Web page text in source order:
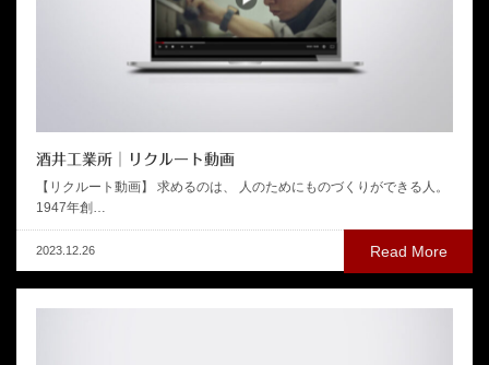
酒井工業所│リクルート動画
【リクルート動画】 求めるのは、 人のためにものづくりができる人。
1947年創…
Read More
2023.12.26